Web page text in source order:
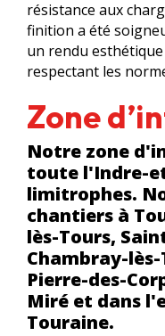
résistance aux
finition a été
un rendu
respectant les
Zone
Notre zone
toute l'Indre-
limitrophes.
chantiers à
lès-Tours,
Chambray-
Pierre-des-
Miré et dans
Touraine.